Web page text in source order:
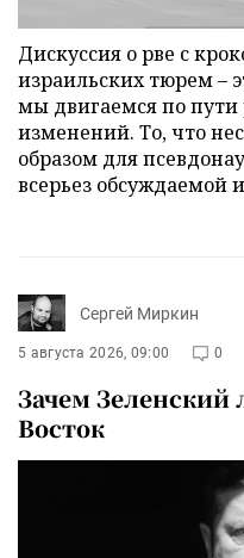
Дискуссия о рве с
израильских тюрем –
мы двигаемся по
изменений. То, что
образом для
всерьез обсуждаемой
Сергей Миркин
5 августа 2026, 09:00 0
Зачем
Восток